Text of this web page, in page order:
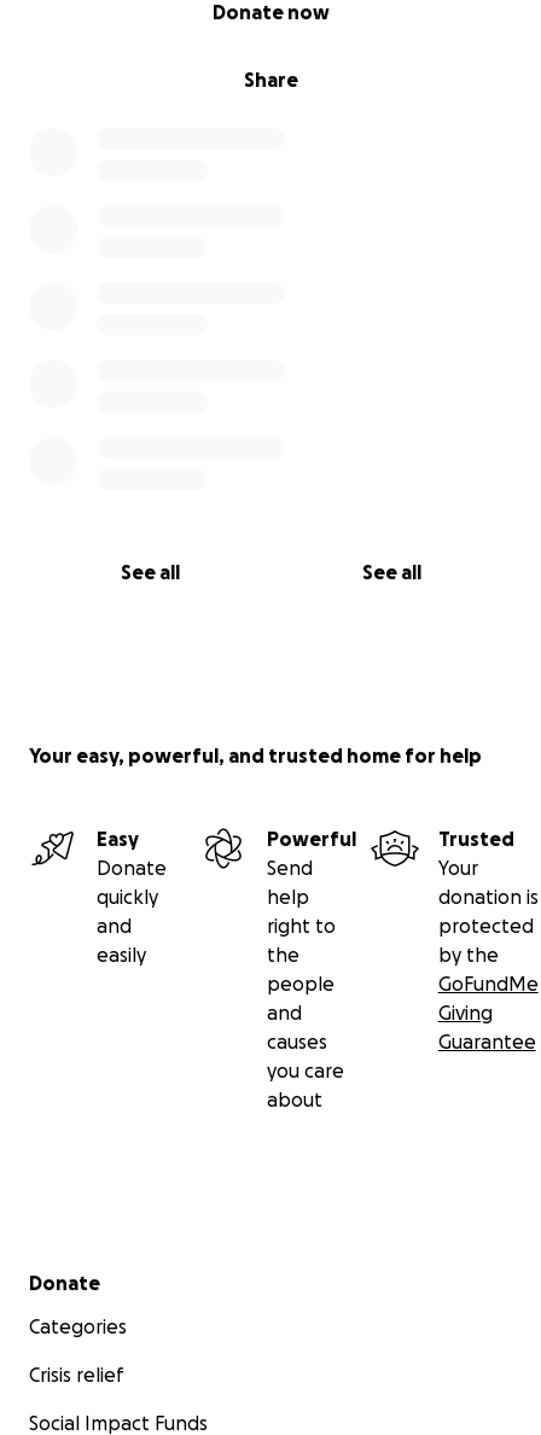
Share
Donate now
See all See all
Your easy, powerful, and trusted home for help
Easy
Donate
quickly
and
easily
Powerful
Send
help
right to
the
people
and
causes
you care
about
Trusted
Your
donation is
protected
by the
GoFundMe
Giving
Guarantee
Secondary menu
Donate
Categories
Crisis relief
Social Impact Funds